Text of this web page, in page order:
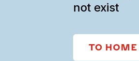
not exist
TO HOME